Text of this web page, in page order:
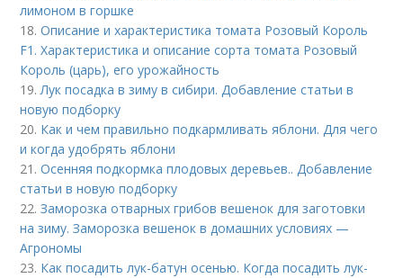
лимоном в горшке
18.Описание и характеристика томата Розовый Король
F1. Характеристика и описание сорта томата Розовый
Король (царь), его урожайность
19.Лук посадка в зиму в сибири. Добавление статьи в
новую подборку
20. Как и чем правильно подкармливать яблони. Для чего
и когда удобрять яблони
21.Осенняя подкормка плодовых деревьев.. Добавление
статьи в новую подборку
22.Заморозка отварных грибов вешенок для заготовки
на зиму. Заморозка вешенок в домашних условиях —
Агрономы
23. Как посадить лук-батун осенью. Когда посадить лук-